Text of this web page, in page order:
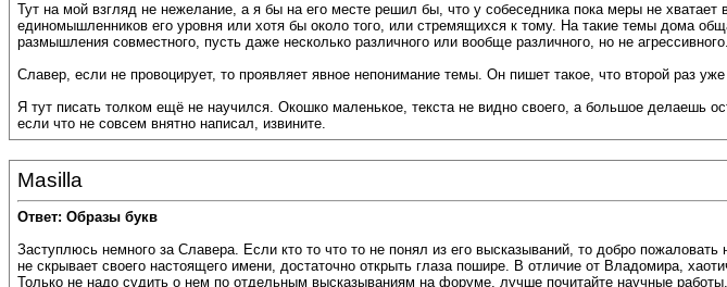
Тут на мой взгляд не нежелание, а я бы на его месте решил бы, что у собеседника пока меры не
единомышленников его уровня или хотя бы около того, или стремящихся к тому. На такие темы дома
размышления совместного, пусть даже несколько различного или вообще различного, но не агрессивного.
Славер, если не провоцирует, то проявляет явное непонимание темы. Он пишет такое, что второй раз
Я тут писать толком ещё не научился. Окошко маленькое, текста не видно своего, а большое делаешь
если что не совсем внятно написал, извините.
Masilla
Ответ: Образы букв
Заступлюсь немного за Славера. Если кто то что то не понял из его высказываний, то добро
не скрывает своего настоящего имени, достаточно открыть глаза пошире. В отличие от Владомира,
Только не надо судить о нем по отдельным высказываниям на форуме, лучше почитайте научные